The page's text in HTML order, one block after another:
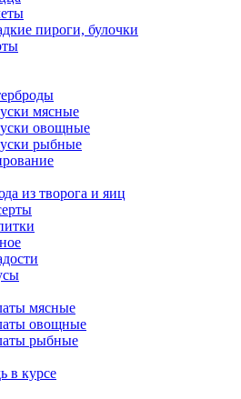
пироги, булочки
мясные
овощные
рыбные
из творога и яиц
мясные
овощные
рыбные
в курсе